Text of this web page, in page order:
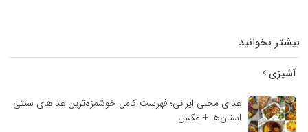
بیشتر بخوانید
آشپزی
غذای محلی ایرانی؛ فهرست کامل خوشمزه‌ترین غذاهای سنتی
استان‌ها + عکس